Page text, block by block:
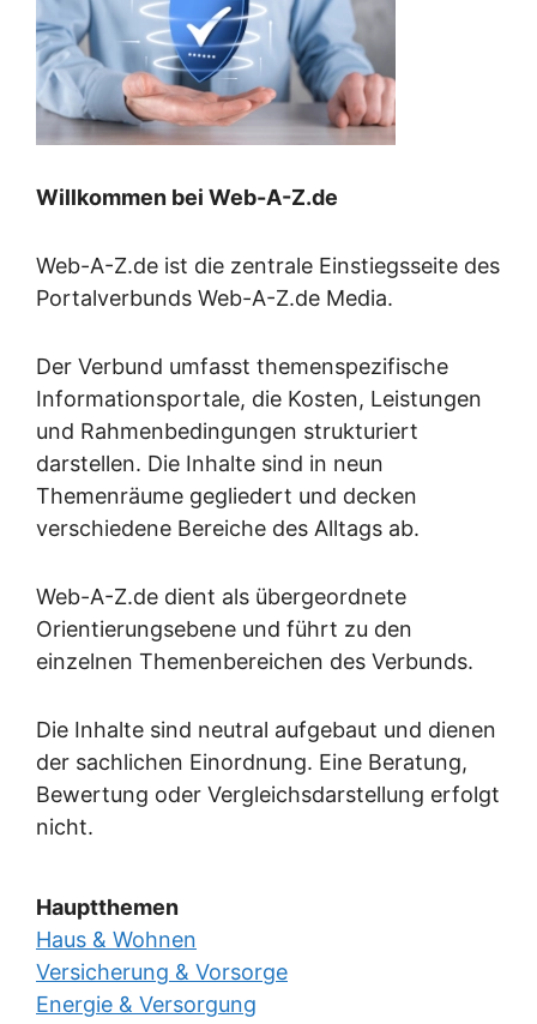
Willkommen bei Web-A-Z.de
Web-A-Z.de ist die zentrale Einstiegsseite des
Portalverbunds Web-A-Z.de Media.
Der Verbund umfasst themenspezifische
Informationsportale, die Kosten, Leistungen
und Rahmenbedingungen strukturiert
darstellen. Die Inhalte sind in neun
Themenräume gegliedert und decken
verschiedene Bereiche des Alltags ab.
Web-A-Z.de dient als übergeordnete
Orientierungsebene und führt zu den
einzelnen Themenbereichen des Verbunds.
Die Inhalte sind neutral aufgebaut und dienen
der sachlichen Einordnung. Eine Beratung,
Bewertung oder Vergleichsdarstellung erfolgt
nicht.
Hauptthemen
Haus & Wohnen
Versicherung & Vorsorge
Energie & Versorgung